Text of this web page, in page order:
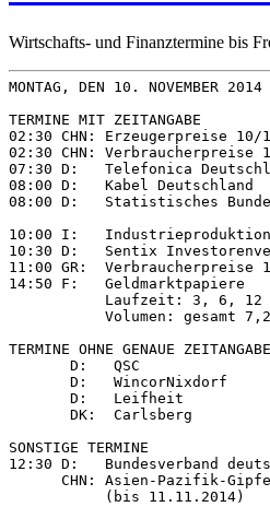
Wirtschafts- und Finanztermine bis
MONTAG, DEN 10. NOVEMBER 2014
TERMINE MIT ZEITANGABE
02:30 CHN: Erzeugerpreise 10/
02:30 CHN: Verbraucherpreise
07:30 D:   Telefonica
08:00 D:   Kabel
08:00 D:   Statistisches
10:00 I:
10:30 D:   Sentix
11:00 GR:  Verbraucherpreise
14:50 F:   Geldmarktpapiere
Laufzeit: 3, 6, 12
Volumen: gesamt
TERMINE OHNE GENAUE ZEITANGABE
D:   QSC
D:   WincorNixdorf
D:   Leifheit
DK:  Carlsberg
SONSTIGE TERMINE
12:30 D:   Bundesverband
CHN: Asien-Pazifik-
           (bis 11.11.2014)